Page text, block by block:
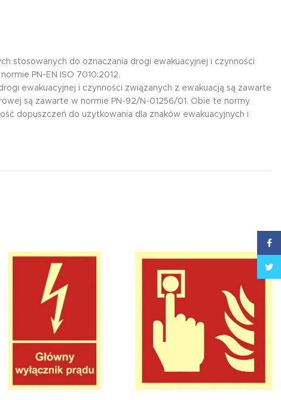
stosowanych do oznaczania drogi ewakuacyjnej i czynności
PN-EN ISO 7010:2012.
ewakuacyjnej i czynności związanych z ewakuacją są zawarte
są zawarte w normie PN-92/N-01256/01. Obie te normy
dopuszczeń do użytkowania dla znaków ewakuacyjnych i